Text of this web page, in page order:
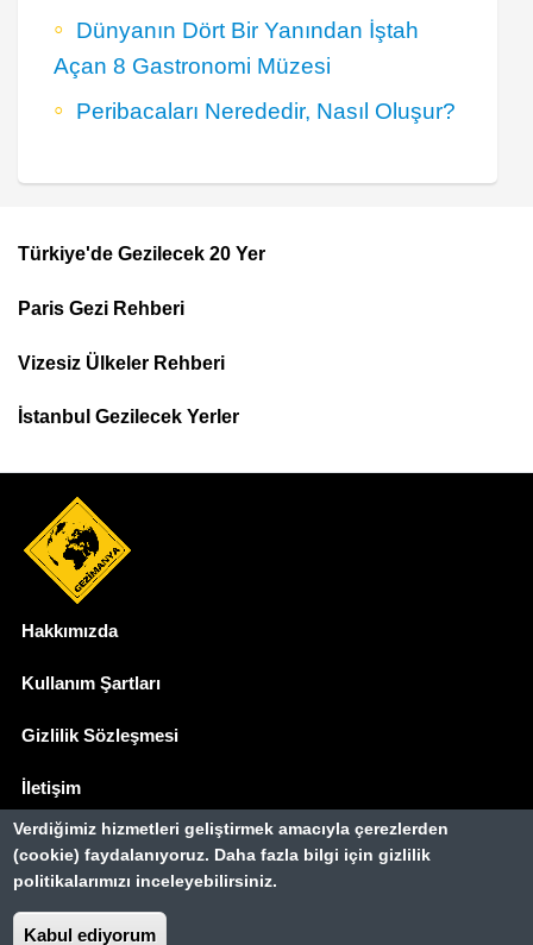
Dünyanın Dört Bir Yanından İştah
Açan 8 Gastronomi Müzesi
Peribacaları Nerededir, Nasıl Oluşur?
Top
Menu
Türkiye'de Gezilecek 20 Yer
Paris Gezi Rehberi
Vizesiz Ülkeler Rehberi
İstanbul Gezilecek Yerler
Hakkımızda
Kullanım Şartları
Gizlilik Sözleşmesi
İletişim
Basında Biz
Gezimanya Turizm, TÜRSAB'a kayıtlı bir
Verdiğimiz hizmetleri geliştirmek amacıyla çerezlerden
(cookie) faydalanıyoruz. Daha fazla bilgi için gizlilik
politikalarımızı inceleyebilirsiniz.
Kabul ediyorum